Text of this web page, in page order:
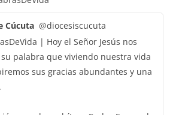
Cúcuta @diocesiscucuta
| Hoy el Señor Jesús nos
palabra que viviendo nuestra vida
sus gracias abundantes y una